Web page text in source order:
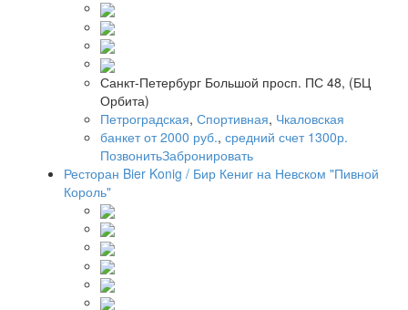
Санкт-Петербург Большой просп. ПС 48, (БЦ
Орбита)
Петроградская, Спортивная, Чкаловская
банкет от 2000 руб., средний счет 1300р.
ПозвонитьЗабронировать
Ресторан Bier Konig / Бир Кениг на Невском "Пивной
Король"